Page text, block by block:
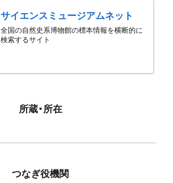
サイエンスミュージアムネット
全国の自然史系博物館の標本情報を横断的に
検索するサイト
所蔵・所在
つなぎ役機関